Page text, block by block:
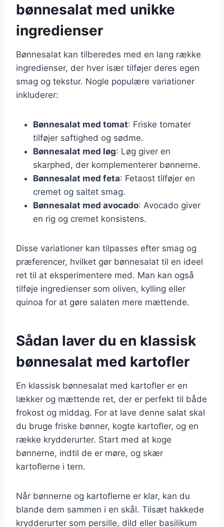
bønnesalat med unikke
ingredienser
Bønnesalat kan tilberedes med en lang række
ingredienser, der hver især tilføjer deres egen
smag og tekstur. Nogle populære variationer
inkluderer:
Bønnesalat med tomat: Friske tomater
tilføjer saftighed og sødme.
Bønnesalat med løg: Løg giver en
skarphed, der komplementerer bønnerne.
Bønnesalat med feta: Fetaost tilføjer en
cremet og saltet smag.
Bønnesalat med avocado: Avocado giver
en rig og cremet konsistens.
Disse variationer kan tilpasses efter smag og
præferencer, hvilket gør bønnesalat til en ideel
ret til at eksperimentere med. Man kan også
tilføje ingredienser som oliven, kylling eller
quinoa for at gøre salaten mere mættende.
Sådan laver du en klassisk
bønnesalat med kartofler
En klassisk bønnesalat med kartofler er en
lækker og mættende ret, der er perfekt til både
frokost og middag. For at lave denne salat skal
du bruge friske bønner, kogte kartofler, og en
række krydderurter. Start med at koge
bønnerne, indtil de er møre, og skær
kartoflerne i tern.
Når bønnerne og kartoflerne er klar, kan du
blande dem sammen i en skål. Tilsæt hakkede
krydderurter som persille, dild eller basilikum